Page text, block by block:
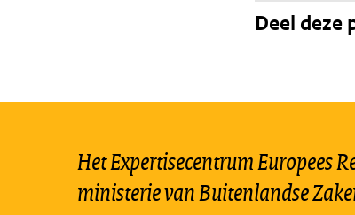
Deel deze
Het Expertisecentrum Europees
ministerie van Buitenlandse